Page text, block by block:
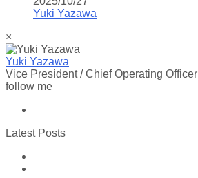
Yuki Yazawa
×
Yuki Yazawa
Vice President / Chief Operating Officer
follow me
Latest Posts